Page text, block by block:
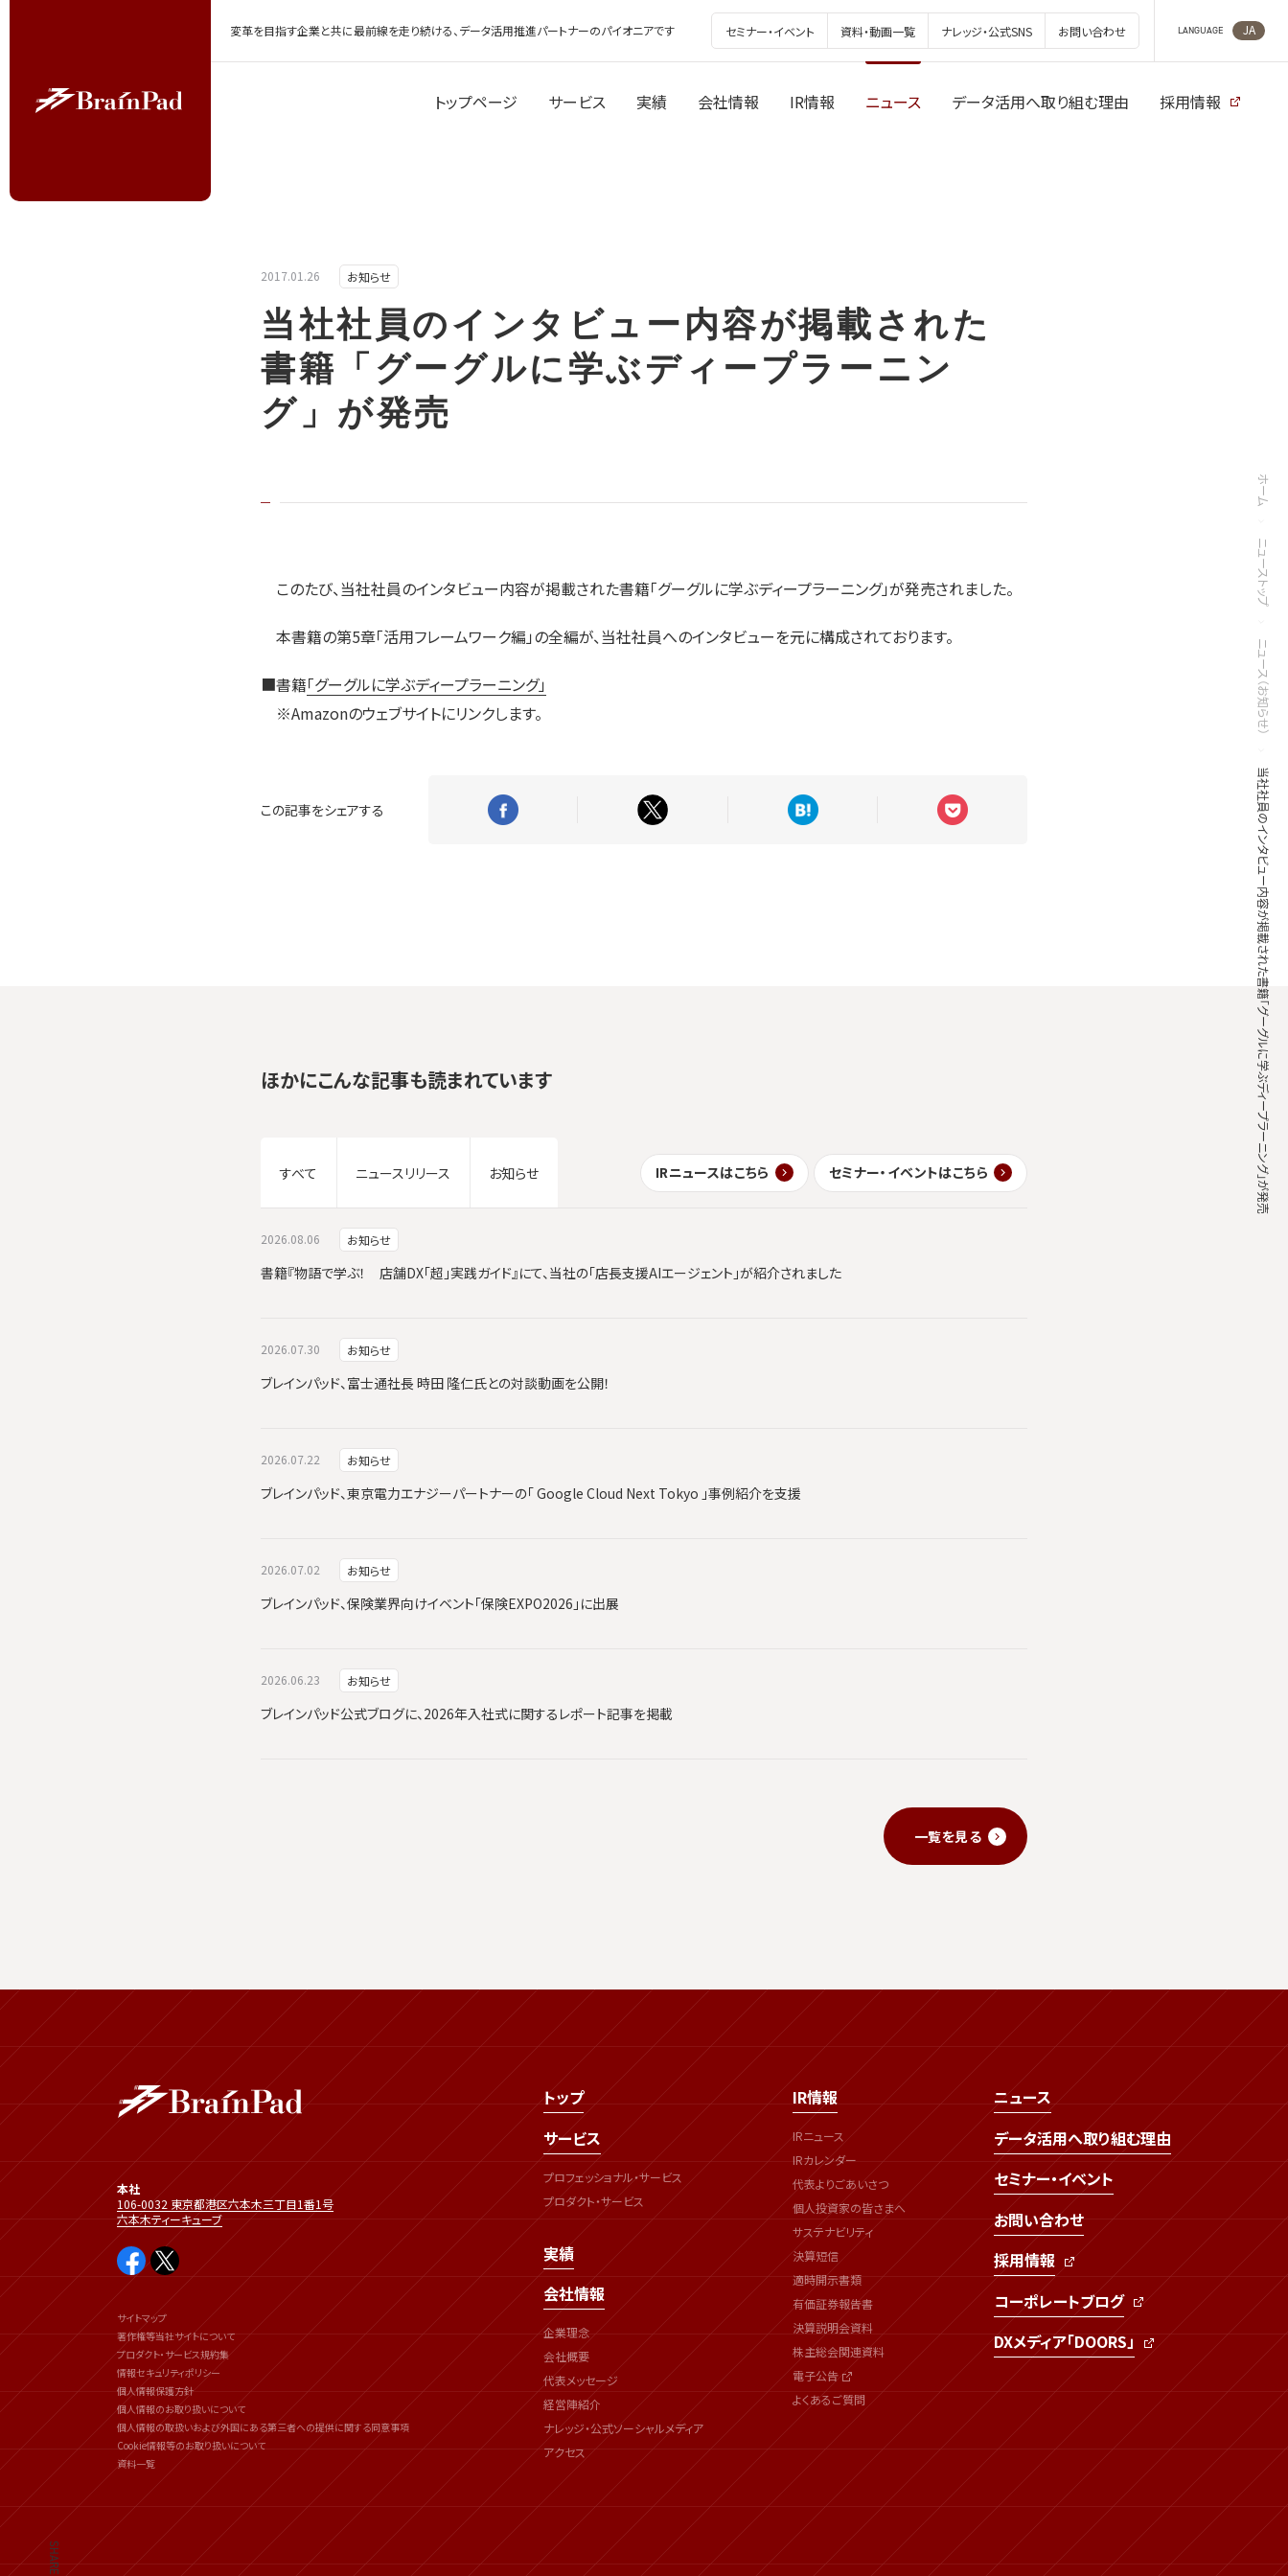
変革を目指す企業と共に最前線を走り続ける、データ活用推進パートナーのパイオニアです セミナー・イベント 資料・動画一覧 ナレッジ・公式SNS お問い合わせ LANGUAGE JA
トップページ サービス 実績 会社情報 IR情報 ニュース データ活用へ取り組む理由 採用情報
2017.01.26 お知らせ
当社社員のインタビュー内容が掲載された
書籍「グーグルに学ぶディープラーニン
グ」が発売
ホーム
ニューストップ
ニュース（お知らせ）
当社社員のインタビュー内容が掲載された書籍「グーグルに学ぶディープラーニング」が発売
このたび、当社社員のインタビュー内容が掲載された書籍「グーグルに学ぶディープラーニング」が発売されました。
本書籍の第5章「活用フレームワーク編」の全編が、当社社員へのインタビューを元に構成されております。
■書籍「グーグルに学ぶディープラーニング」
※Amazonのウェブサイトにリンクします。
この記事をシェアする
SHARE
ほかにこんな記事も読まれています
すべて ニュースリリース お知らせ IRニュースはこちら セミナー・イベントはこちら
2026.08.06 お知らせ
書籍『物語で学ぶ！ 店舗DX「超」実践ガイド』にて、当社の「店長支援AIエージェント」が紹介されました
2026.07.30 お知らせ
ブレインパッド、富士通社長 時田 隆仁氏との対談動画を公開！
2026.07.22 お知らせ
ブレインパッド、東京電力エナジーパートナーの「 Google Cloud Next Tokyo 」事例紹介を支援
2026.07.02 お知らせ
ブレインパッド、保険業界向けイベント「保険EXPO2026」に出展
2026.06.23 お知らせ
ブレインパッド公式ブログに、2026年入社式に関するレポート記事を掲載
一覧を見る
トップ
サービス
プロフェッショナル・サービス
プロダクト・サービス
実績
会社情報
企業理念
会社概要
代表メッセージ
経営陣紹介
ナレッジ・公式ソーシャルメディア
アクセス
IR情報
IRニュース
IRカレンダー
代表よりごあいさつ
個人投資家の皆さまへ
サステナビリティ
決算短信
適時開示書類
有価証券報告書
決算説明会資料
株主総会関連資料
電子公告
よくあるご質問
ニュース
データ活用へ取り組む理由
セミナー・イベント
お問い合わせ
採用情報
コーポレートブログ
DXメディア「DOORS」
本社
106-0032 東京都港区六本木三丁目1番1号
六本木ティーキューブ
サイトマップ
著作権等当社サイトについて
プロダクト・サービス規約集
情報セキュリティポリシー
個人情報保護方針
個人情報のお取り扱いについて
個人情報の取扱いおよび外国にある第三者への提供に関する同意事項
Cookie情報等のお取り扱いについて
資料一覧